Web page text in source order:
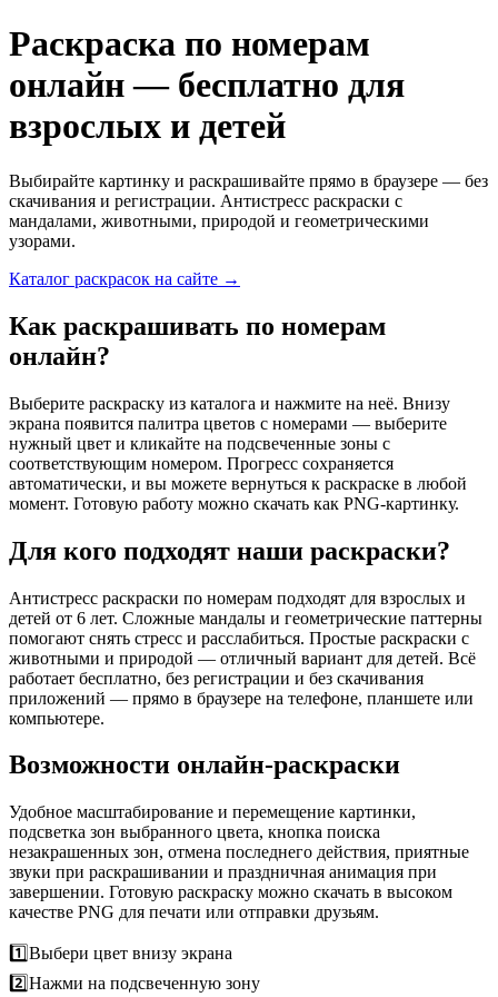
Раскраска по номерам
онлайн — бесплатно для
взрослых и детей
Выбирайте картинку и раскрашивайте прямо в браузере — без
скачивания и регистрации. Антистресс раскраски с
мандалами, животными, природой и геометрическими
узорами.
Каталог раскрасок на сайте →
Как раскрашивать по номерам
онлайн?
Выберите раскраску из каталога и нажмите на неё. Внизу
экрана появится палитра цветов с номерами — выберите
нужный цвет и кликайте на подсвеченные зоны с
соответствующим номером. Прогресс сохраняется
автоматически, и вы можете вернуться к раскраске в любой
момент. Готовую работу можно скачать как PNG-картинку.
Для кого подходят наши раскраски?
Антистресс раскраски по номерам подходят для взрослых и
детей от 6 лет. Сложные мандалы и геометрические паттерны
помогают снять стресс и расслабиться. Простые раскраски с
животными и природой — отличный вариант для детей. Всё
работает бесплатно, без регистрации и без скачивания
приложений — прямо в браузере на телефоне, планшете или
компьютере.
Возможности онлайн-раскраски
Удобное масштабирование и перемещение картинки,
подсветка зон выбранного цвета, кнопка поиска
незакрашенных зон, отмена последнего действия, приятные
звуки при раскрашивании и праздничная анимация при
завершении. Готовую раскраску можно скачать в высоком
качестве PNG для печати или отправки друзьям.
1️⃣Выбери цвет внизу экрана
2️⃣Нажми на подсвеченную зону